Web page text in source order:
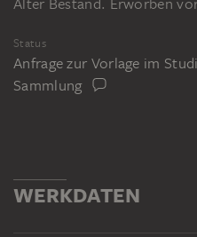
Status
Anfrage zur Vorlage im
Sammlung
WERKDATEN